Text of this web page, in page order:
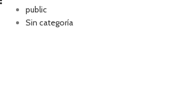
public
Sin categoría